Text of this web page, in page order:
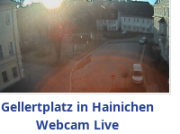
Gellertplatz in Hainichen
Webcam Live